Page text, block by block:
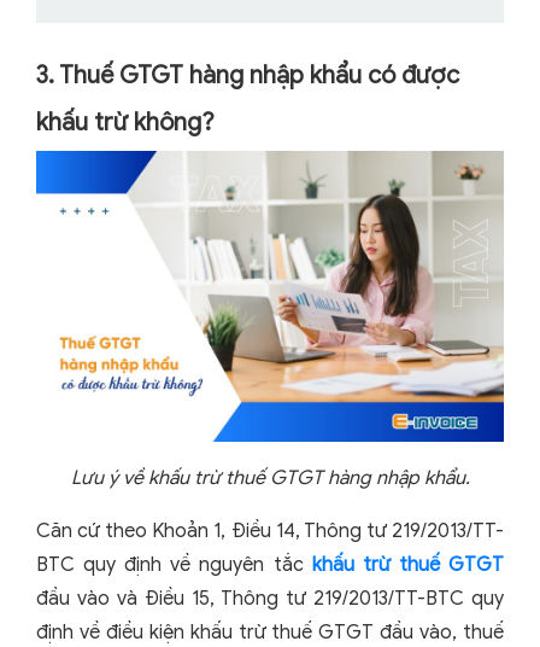
3. Thuế GTGT hàng nhập khẩu có được
khấu trừ không?
Lưu ý về khấu trừ thuế GTGT hàng nhập khẩu.
Căn cứ theo Khoản 1, Điều 14, Thông tư 219/2013/TT-
BTC quy định về nguyên tắc khấu trừ thuế GTGT
đầu vào và Điều 15, Thông tư 219/2013/TT-BTC quy
định về điều kiện khấu trừ thuế GTGT đầu vào, thuế